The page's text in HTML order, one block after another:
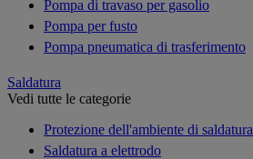
Pompa di travaso per gasolio
Pompa per fusto
Pompa pneumatica di trasferimento
Saldatura
Vedi tutte le categorie
Protezione dell'ambiente di saldatura
Saldatura a elettrodo